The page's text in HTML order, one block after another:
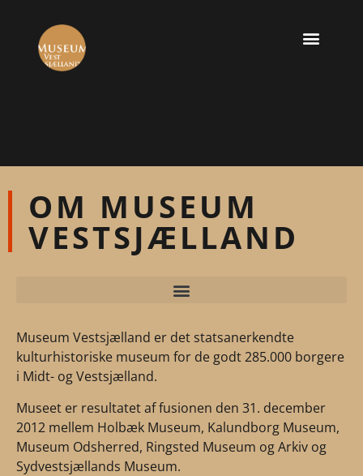
OM MUSEUM
VESTSJÆLLAND
Museum Vestsjælland er det statsanerkendte
kulturhistoriske museum for de godt 285.000 borgere
i Midt- og Vestsjælland.
Museet er resultatet af fusionen den 31. december
2012 mellem Holbæk Museum, Kalundborg Museum,
Museum Odsherred, Ringsted Museum og Arkiv og
Sydvestsjællands Museum.